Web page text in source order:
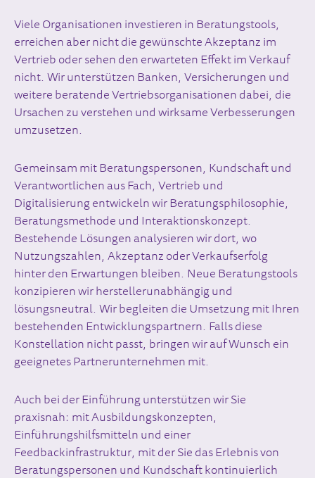
Viele Organisationen investieren in Beratungstools,
erreichen aber nicht die gewünschte Akzeptanz im
Vertrieb oder sehen den erwarteten Effekt im Verkauf
nicht. Wir unterstützen Banken, Versicherungen und
weitere beratende Vertriebsorganisationen dabei, die
Ursachen zu verstehen und wirksame Verbesserungen
umzusetzen.
Gemeinsam mit Beratungspersonen, Kundschaft und
Verantwortlichen aus Fach, Vertrieb und
Digitalisierung entwickeln wir Beratungsphilosophie,
Beratungsmethode und Interaktionskonzept.
Bestehende Lösungen analysieren wir dort, wo
Nutzungszahlen, Akzeptanz oder Verkaufserfolg
hinter den Erwartungen bleiben. Neue Beratungstools
konzipieren wir herstellerunabhängig und
lösungsneutral. Wir begleiten die Umsetzung mit Ihren
bestehenden Entwicklungspartnern. Falls diese
Konstellation nicht passt, bringen wir auf Wunsch ein
geeignetes Partnerunternehmen mit.
Auch bei der Einführung unterstützen wir Sie
praxisnah: mit Ausbildungskonzepten,
Einführungshilfsmitteln und einer
Feedbackinfrastruktur, mit der Sie das Erlebnis von
Beratungspersonen und Kundschaft kontinuierlich